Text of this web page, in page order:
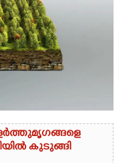
കുടുങ്ങി